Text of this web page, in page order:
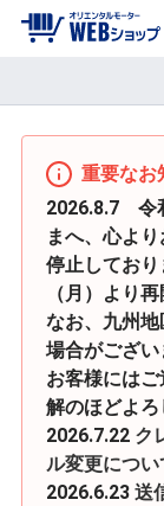
企業情報
カート
重要なお
2026.8.7 令
まへ、心より
停止してお
（月）より
なお、九州
場合がござい
お客様には
解のほどよろ
2026.7.22 ク
ル変更につい
2026.6.23 送